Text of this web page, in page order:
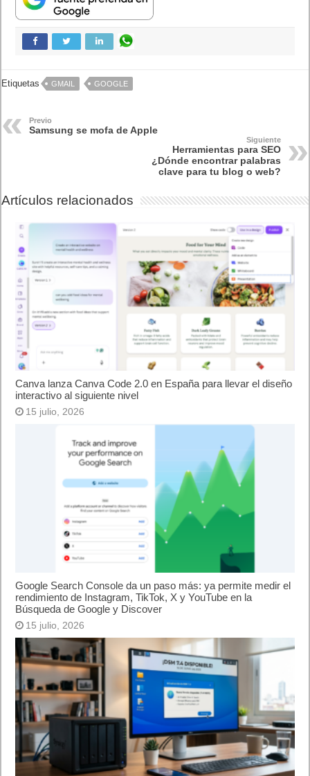
Etiquetas GMAIL GOOGLE
Previo
Samsung se mofa de Apple
Siguiente
Herramientas para SEO
¿Dónde encontrar palabras
clave para tu blog o web?
Artículos relacionados
Canva lanza Canva Code 2.0 en España para llevar el diseño
interactivo al siguiente nivel
15 julio, 2026
Google Search Console da un paso más: ya permite medir el
rendimiento de Instagram, TikTok, X y YouTube en la
Búsqueda de Google y Discover
15 julio, 2026